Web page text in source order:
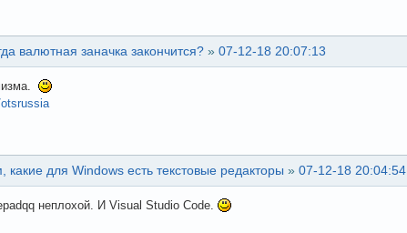
валютная заначка закончится? » 07-12-18 20:07:13
какие для Windows есть текстовые редакторы » 07-12-18 20:04:54
неплохой. И Visual Studio Code.